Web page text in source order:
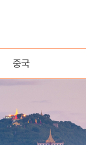
중국
백두산(연길)
석가장(태항산)